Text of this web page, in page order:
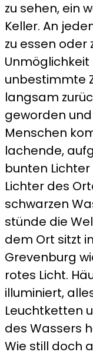
zu sehen, ein
Keller. An
zu essen oder
unbestimmte
langsam
geworden
Menschen
lachende,
bunten
Lichter des
schwarzen
stünde die
dem Ort sitzt
Grevenburg
rotes Licht.
illuminiert,
Leuchtketten
des Wassers
Wie still doch